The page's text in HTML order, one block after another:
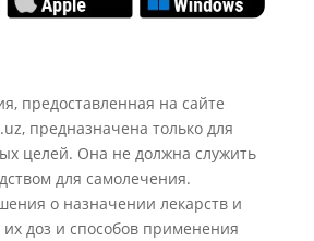
предоставленная на сайте
предназначена только для
целей. Она не должна служить
для самолечения.
о назначении лекарств и
доз и способов применения